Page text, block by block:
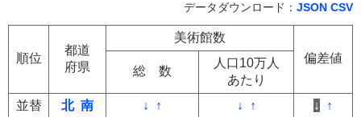
データダウンロード： JSON CSV
順位
都道
府県
美術館数
偏差値
総 数
人口10万人
あたり
並替
北 南 ↓ ↑ ↓ ↑ ↓
↑